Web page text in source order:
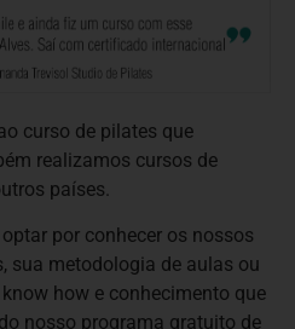
curso de pilates que
realizamos cursos de
países.
por conhecer os nossos
sua metodologia de aulas ou
how e conhecimento que
nosso programa gratuito de